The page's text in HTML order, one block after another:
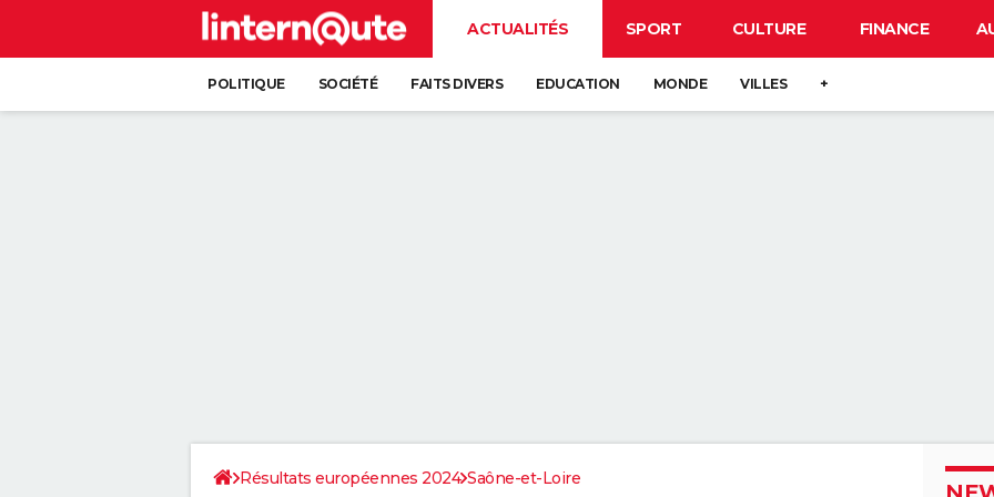
ACTUALITÉS SPORT CULTURE FINANCE
POLITIQUE SOCIÉTÉ FAITS DIVERS EDUCATION MONDE VILLES +
Résultats européennes 2024 Saône-et-Loire